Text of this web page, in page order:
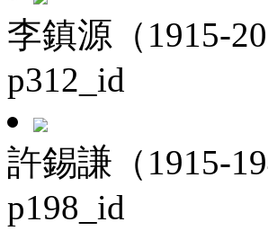
李鎮源（1915-
p312_id
許錫謙（1915-
p198_id